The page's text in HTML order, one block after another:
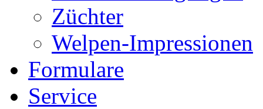
Züchter
Welpen-Impressionen
Formulare
Service